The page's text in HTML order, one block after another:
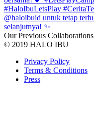
Our Previous Collaborations
© 2019 HALO IBU
Privacy Policy
Terms & Conditions
Press